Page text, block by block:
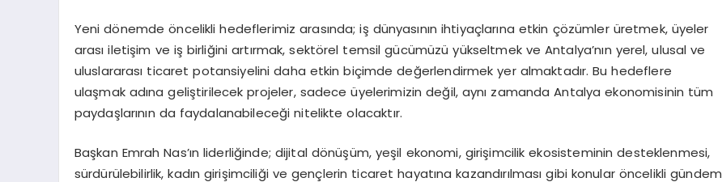
Yeni dönemde öncelikli hedeflerimiz arasında; iş dünyasının ihtiyaçlarına etkin çözümler üretmek, üyeler
arası iletişim ve iş birliğini artırmak, sektörel temsil gücümüzü yükseltmek ve Antalya’nın yerel, ulusal ve
uluslararası ticaret potansiyelini daha etkin biçimde değerlendirmek yer almaktadır. Bu hedeflere
ulaşmak adına geliştirilecek projeler, sadece üyelerimizin değil, aynı zamanda Antalya ekonomisinin tüm
paydaşlarının da faydalanabileceği nitelikte olacaktır.
Başkan Emrah Nas’ın liderliğinde; dijital dönüşüm, yeşil ekonomi, girişimcilik ekosisteminin desteklenmesi,
sürdürülebilirlik, kadın girişimciliği ve gençlerin ticaret hayatına kazandırılması gibi konular öncelikli gündem